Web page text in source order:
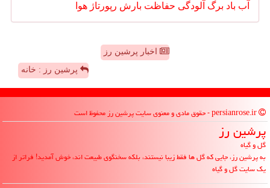
آب باد برگ آلودگی حفاظت بارش رپورتاژ هوا
اخبار پرشین رز
پرشین رز : خانه
پرشین رز
گل و گیاه
به پرشین رز، جایی که گل ها فقط زیبا نیستند، بلکه سخنگوی طبیعت اند، خوش آمدید! فراتر از
یک سایت گل و گیاه